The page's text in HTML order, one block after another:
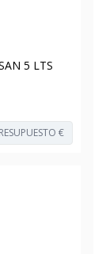
5 LTS
€